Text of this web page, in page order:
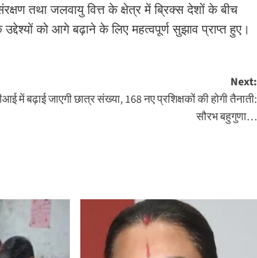
तथा जलवायु वित्त के क्षेत्र में ब्रिक्स देशों के बीच
को आगे बढ़ाने के लिए महत्वपूर्ण सुझाव प्राप्त हुए।
Next:
में बढ़ाई जाएगी छात्र संख्या, 168 नए प्रशिक्षकों की होगी तैनाती:
सौरभ बहुगुणा…